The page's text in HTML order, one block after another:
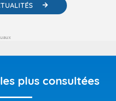
plus consultées